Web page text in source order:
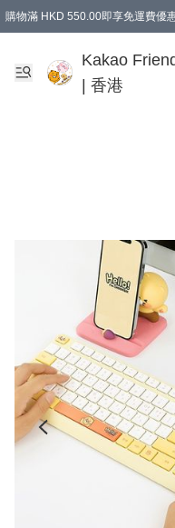
購物滿 HKD 550.00即享免運費優
Kakao
| 香港